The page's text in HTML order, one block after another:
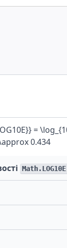
=
0.434
Math.LOG10E